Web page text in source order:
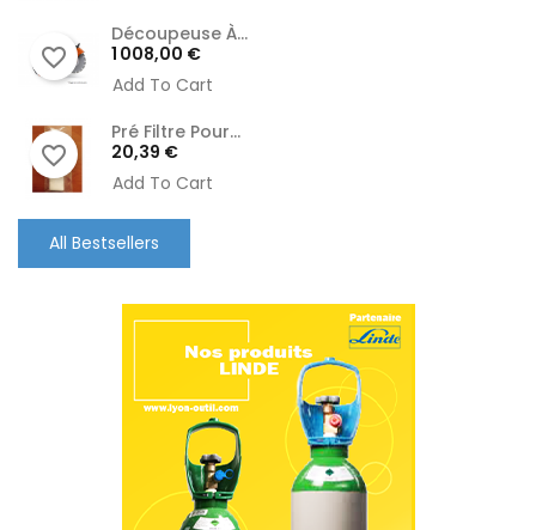
Découpeuse À...
Prix
1 008,00 €
Add To Cart
favorite_border
Pré Filtre Pour...
Prix
20,39 €
Add To Cart
favorite_border
All Bestsellers